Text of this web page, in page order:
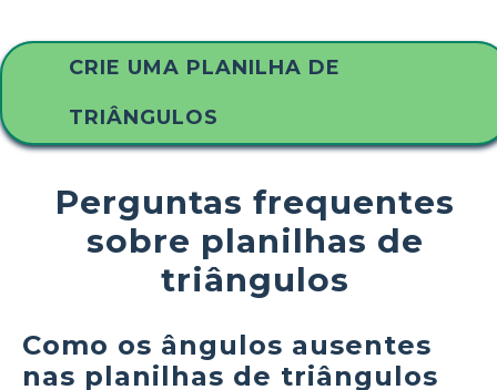
CRIE UMA PLANILHA DE
TRIÂNGULOS
Perguntas frequentes
sobre planilhas de
triângulos
Como os ângulos ausentes
nas planilhas de triângulos